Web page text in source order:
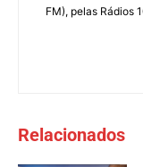
FM), pelas Rádios
Relacionados